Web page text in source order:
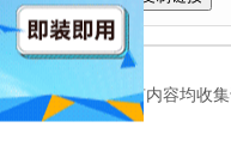
本网站所有内容均收